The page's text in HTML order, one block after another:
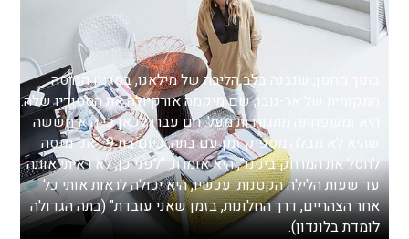
בתוך מחסן, שנבנה בלב הליבה של מילאנו, בסגנון הגרסה
המקומית של אר-נובו, שם מיקמה אורקיולה את הסטודיו שלה.
היא ומשפחתה מתגוררות מעל. הם עברו לכאן כי היא חששה
שהיא לא מבלה מספיק זמן עם בתה, כיום בת 9. "אני מנסה
לחסל את המרחק בינינו", היא אומרת. "לפני כן, לא ראיתי אותה
עד שעות הלילה הקטנות. עכשיו, היא יכולה לראות אותי כל
אחר הצהריים, דרך החלונות, בזמן שאני עובדת" (בתה הגדולה
לומדת בלונדון).